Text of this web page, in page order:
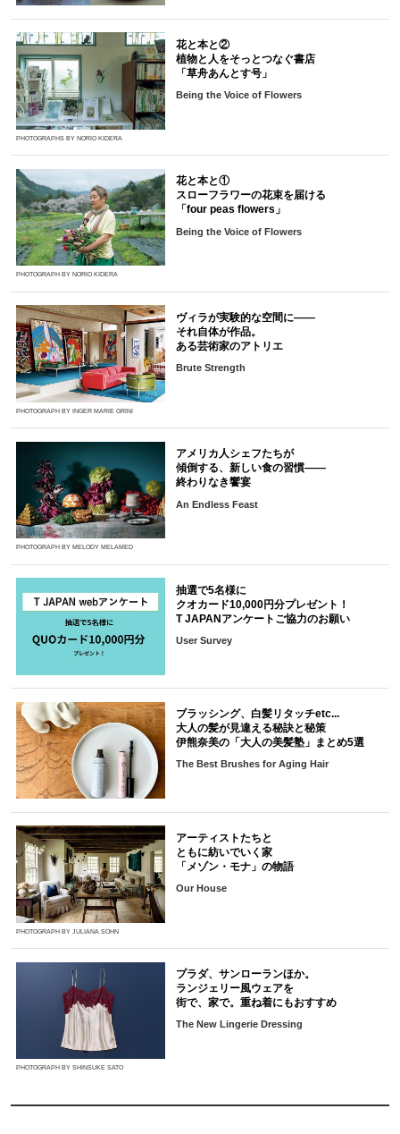
PHOTOGRAPHS BY NORIO KIDERA
花と本と②
植物と人をそっとつなぐ書店
「草舟あんとす号」
Being the Voice of Flowers
PHOTOGRAPH BY NORIO KIDERA
花と本と①
スローフラワーの花束を届ける
「four peas flowers」
Being the Voice of Flowers
PHOTOGRAPH BY INGER MARIE GRINI
ヴィラが実験的な空間に――
それ自体が作品。
ある芸術家のアトリエ
Brute Strength
PHOTOGRAPH BY MELODY MELAMED
アメリカ人シェフたちが
傾倒する、新しい食の習慣――
終わりなき饗宴
An Endless Feast
抽選で5名様に
クオカード10,000円分プレゼント！
T JAPANアンケートご協力のお願い
User Survey
ブラッシング、白髪リタッチetc...
大人の髪が見違える秘訣と秘策
伊熊奈美の「大人の美髪塾」まとめ5選
The Best Brushes for Aging Hair
PHOTOGRAPH BY JULIANA SOHN
アーティストたちと
ともに紡いでいく家
「メゾン・モナ」の物語
Our House
PHOTOGRAPH BY SHINSUKE SATO
プラダ、サンローランほか。
ランジェリー風ウェアを
街で、家で。重ね着にもおすすめ
The New Lingerie Dressing